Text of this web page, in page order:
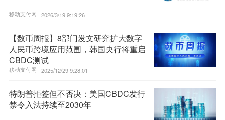
移动支付网 | 2026/3/19 9:19:26
【数币周报】8部门发文研究扩大数字
人民币跨境应用范围，韩国央行将重启
CBDC测试
移动支付网 | 2025/12/29 9:28:01
特朗普拒签但不否决：美国CBDC发行
禁令入法持续至2030年